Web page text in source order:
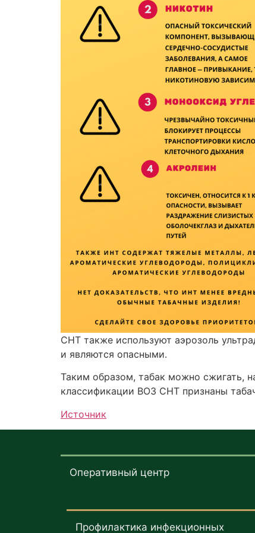
СНТ также используют аэрозоль
и являются опасными.
Таким образом, табак можно сжигать,
классификации ВОЗ СНТ признаны
Источник
Оперативный центр
Профилактика инфекционных